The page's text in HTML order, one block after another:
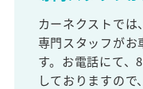
カーネクストで
専門スタッフがお
す。お電話にて、
しておりますの